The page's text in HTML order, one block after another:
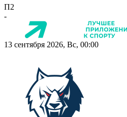
П2
-
13 сентября 2026, Вс, 00:00